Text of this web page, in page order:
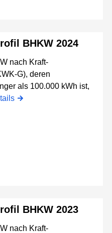
BHKW 2024
nach Kraft-
G), deren
als 100.000 kWh ist,
BHKW 2023
nach Kraft-